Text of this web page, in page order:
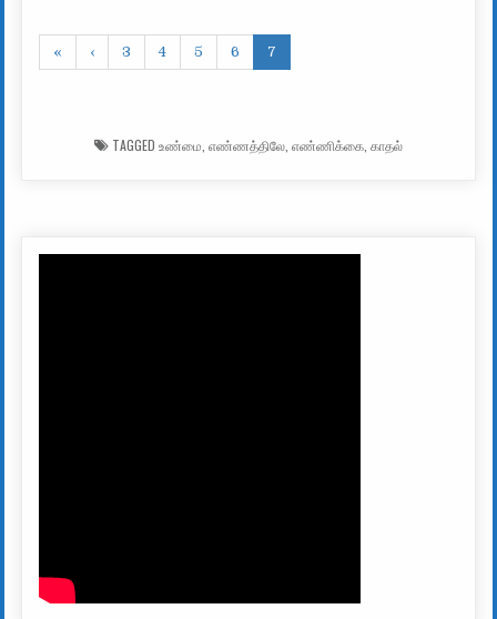
« ‹ 3 4 5 6 7
TAGGED உண்மை எண்ணத்திலே எண்ணிக்கை காதல்